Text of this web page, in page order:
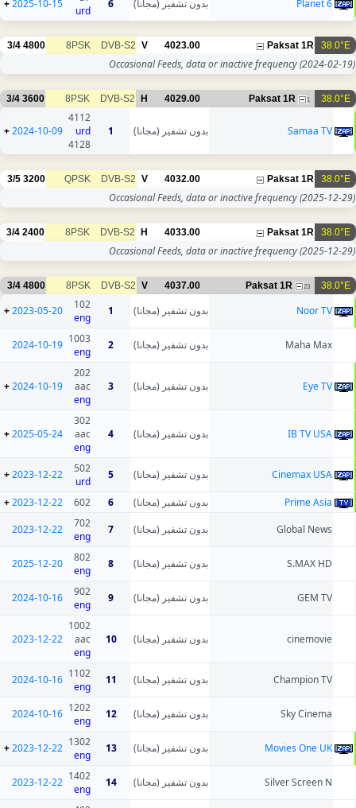
Planet 6
بدون تشفير (مجانا) 6
urd
2025-10-15
+
38.0°E
Paksat 1R
4023.00
V
DVB-S2
8PSK
4800
3/4
Occasional Feeds, data or inactive frequency(2024-02-19)
38.0°E
Paksat 1R 1
4029.00
H
DVB-S2
8PSK
3600
3/4
Samaa TV بدون تشفير (مجانا) 1
4112
urd
4128
2024-10-09
+
38.0°E
Paksat 1R
4032.00
V
DVB-S2
QPSK
3200
3/5
Occasional Feeds, data or inactive frequency(2025-12-29)
38.0°E
Paksat 1R
4033.00
H
DVB-S2
8PSK
2400
3/4
Occasional Feeds, data or inactive frequency(2025-12-29)
38.0°E
Paksat 1R 23
4037.00
V
DVB-S2
8PSK
4800
3/4
Noor TV بدون تشفير (مجانا) 1
102
eng
2023-05-20
+
Maha Max بدون تشفير (مجانا) 2
1003
eng
2024-10-19
Eye TV بدون تشفير (مجانا) 3
202
aac
eng
2024-10-19
+
IB TV USA بدون تشفير (مجانا) 4
302
aac
eng
2025-05-24
+
Cinemax USA بدون تشفير (مجانا) 5
502
urd
2023-12-22
+
Prime Asia بدون تشفير (مجانا) 6
602
2023-12-22
+
Global News
بدون تشفير (مجانا) 7
702
eng
2023-12-22
S.MAX HD بدون تشفير (مجانا) 8
802
eng
2025-12-20
GEM TV بدون تشفير (مجانا) 9
902
eng
2024-10-16
cinemovie بدون تشفير (مجانا) 10
1002
aac
eng
2023-12-22
Champion TV بدون تشفير (مجانا) 11
1102
eng
2024-10-16
Sky Cinema بدون تشفير (مجانا) 12
1202
eng
2024-10-16
Movies One UK بدون تشفير (مجانا) 13
1302
eng
2023-12-22
+
Silver Screen N بدون تشفير (مجانا) 14
1402
eng
2023-12-22